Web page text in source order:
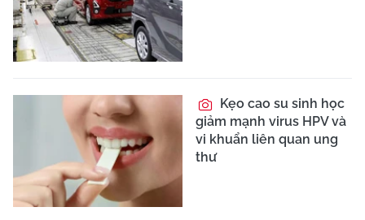
Kẹo cao su sinh học
giảm mạnh virus HPV và
vi khuẩn liên quan ung
thư